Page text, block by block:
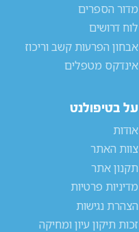
מדור הספרים
לוח דרושים
אבחון הפרעות קשב וריכוז
אינדקס מטפלים
על בטיפולנט
אודות
צוות האתר
תקנון אתר
מדיניות פרטיות
הצהרת נגישות
זכות תיקון עיון ומחיקה